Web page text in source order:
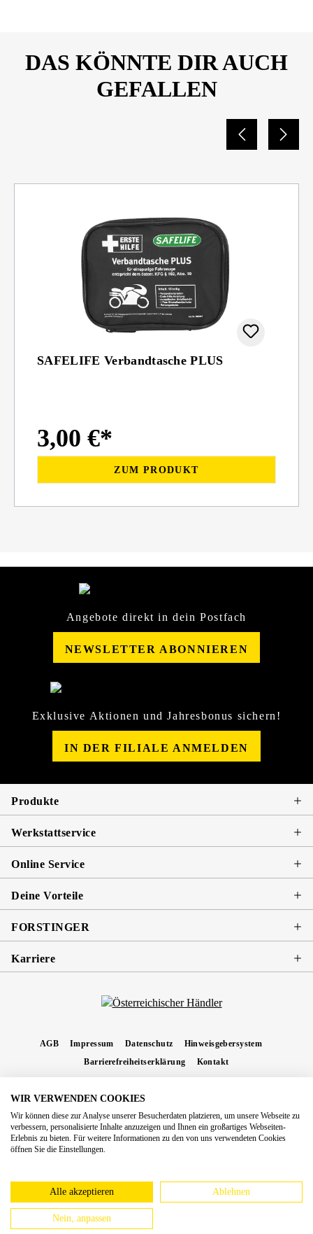
DAS KÖNNTE DIR AUCH
GEFALLEN
SAFELIFE Verbandtasche PLUS
3,00 €*
ZUM PRODUKT
Angebote direkt in dein Postfach
NEWSLETTER ABONNIEREN
Exklusive Aktionen und Jahresbonus sichern!
IN DER FILIALE ANMELDEN
Produkte
Werkstattservice
Online Service
Deine Vorteile
FORSTINGER
Karriere
AGB Impressum Datenschutz
Hinweisgebersystem
Barrierefreiheitserklärung
Kontakt
Nachnahmegebühren, wenn nicht anders angegeben.
Copyright 2026 Forstinger Österreich GmbH
Königstetter Straße 128 - 134/OG3, 3430 Tulln
europäschen Online-Streitbeilegungs-Plattform hinzuweisen:
webgate.ec.europa.eu/odr
WIR VERWENDEN COOKIES
Wir können diese zur Analyse unserer Besucherdaten platzieren, um unsere Webseite zu
verbessern, personalisierte Inhalte anzuzeigen und Ihnen ein großartiges Webseiten-
Erlebnis zu bieten. Für weitere Informationen zu den von uns verwendeten Cookies
öffnen Sie die Einstellungen.
Alle akzeptieren Ablehnen
Nein, anpassen